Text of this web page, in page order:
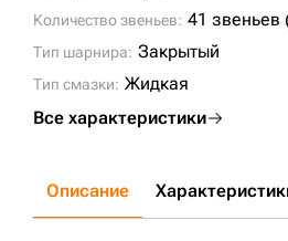
Количество звеньев: 41 звеньев
Тип шарнира: Закрытый
Тип смазки: Жидкая
Все характеристики
Описание